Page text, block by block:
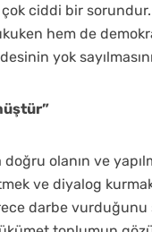
ciddi bir
hem de
yok
olanın ve
ve diyalog
darbe